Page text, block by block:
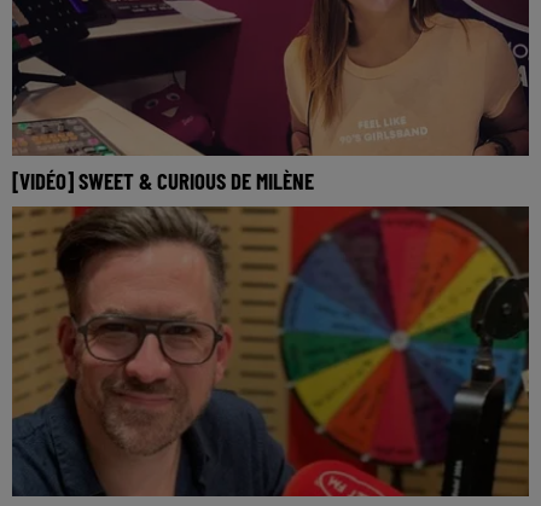
[VIDÉO] SWEET & CURIOUS DE MILÈNE